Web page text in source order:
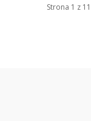
Strona 1 z 11